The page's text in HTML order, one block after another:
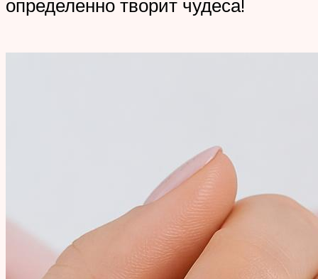
определенно творит чудеса!